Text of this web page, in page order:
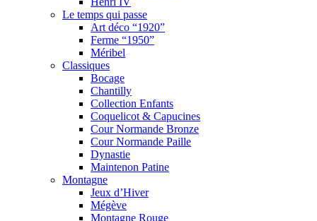
Le temps qui passe
Art déco “1920”
Ferme “1950”
Méribel
Classiques
Bocage
Chantilly
Collection Enfants
Coquelicot & Capucines
Cour Normande Bronze
Cour Normande Paille
Dynastie
Maintenon Patine
Montagne
Jeux d’Hiver
Mégève
Montagne Rouge